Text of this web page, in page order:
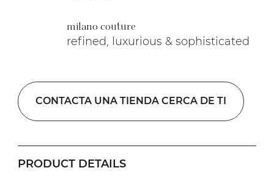
milano couture
refined, luxurious & sophisticated
CONTACTA UNA TIENDA CERCA DE TI
PRODUCT DETAILS